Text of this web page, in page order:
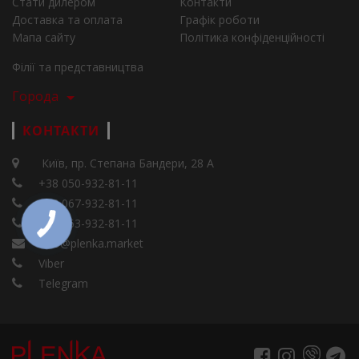
Доставка та оплата
Графік роботи
Мапа сайту
Політика конфіденційності
Філії та представництва
Города
КОНТАКТИ
Київ, пр. Степана Бандери, 28 А
+38 050-932-81-11
+38 067-932-81-11
+38 063-932-81-11
info@plenka.market
Viber
Telegram